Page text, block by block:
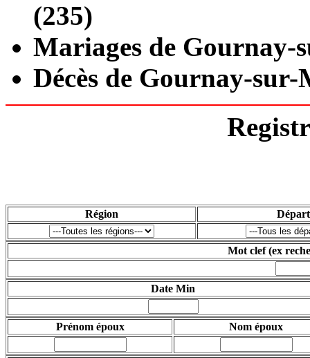
(235)
Mariages de Gournay-
Décès de Gournay-sur-
Région
Mot clef(ex
Date Min
Prénom époux Nom époux